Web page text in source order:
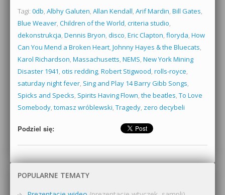
Tagi: 0db, Albhy Galuten, Allan Kendall, Arif Mardin, Bill Gates,
Blue Weaver, Children of the World, criteria studio,
dekonstrukcja, Dennis Bryon, disco, Eric Clapton, floryda, How
Can You Mend a Broken Heart, Johnny Hayes & the Bluecats,
Karol Richardson, Massachusetts, NEMS, New York Mining
Disaster 1941, otis redding, Robert Stigwood, rolls-royce,
saturday night fever, Sing and Play 14 Barry Gibb Songs,
Spicks and Specks, Spirits Having Flown, the beatles, To Love
Somebody, tomasz wróblewski, Tragedy, zero decybeli
Podziel się:
POPULARNE TEMATY